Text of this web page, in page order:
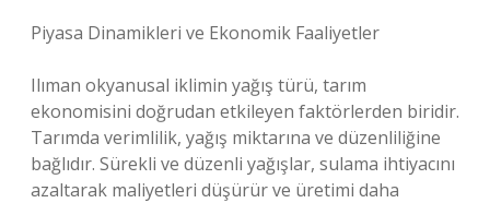
Piyasa Dinamikleri ve Ekonomik Faaliyetler
Ilıman okyanusal iklimin yağış türü, tarım
ekonomisini doğrudan etkileyen faktörlerden biridir.
Tarımda verimlilik, yağış miktarına ve düzenliliğine
bağlıdır. Sürekli ve düzenli yağışlar, sulama ihtiyacını
azaltarak maliyetleri düşürür ve üretimi daha